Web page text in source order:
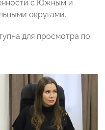
с Южным и
округами.
для просмотра по